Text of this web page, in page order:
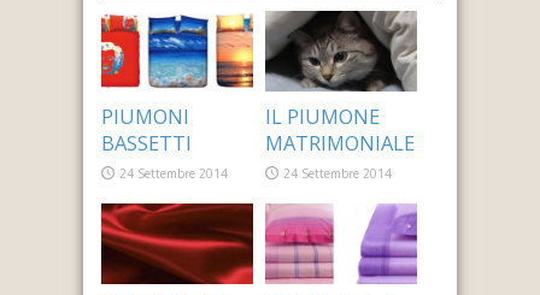
PIUMONI
BASSETTI
24 Settembre 2014
IL PIUMONE
MATRIMONIALE
24 Settembre 2014